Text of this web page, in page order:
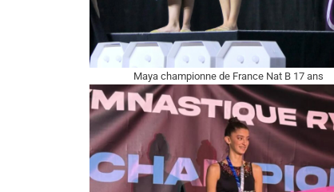
Maya championne de France Nat B 17 ans